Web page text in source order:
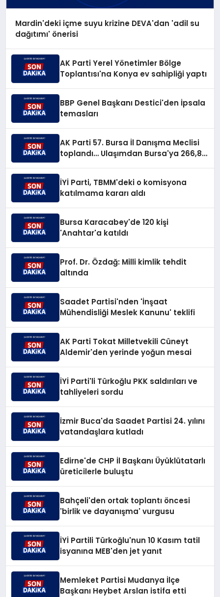
Mardin'deki içme suyu krizine DEVA'dan 'adil su
dağıtımı' önerisi
AK Parti Yerel Yönetimler Bölge
Toplantısı'na Konya ev sahipliği yaptı
BBP Genel Başkanı Destici'den İpsala
temasları
AK Parti 57. Bursa İl Danışma Meclisi
toplandı… Ulaşımdan Bursa'ya 266,8
İYİ Parti, TBMM'deki o komisyona
katılmama kararı aldı
Bursa Karacabey'de 120 kişi
'Anahtar'a katıldı
Prof. Dr. Özdağ: Milli kimlik tehdit
altında
Saadet Partisi'nden 'İnşaat
Mühendisliği Meslek Kanunu' teklifi
AK Parti Tokat Milletvekili Cüneyt
Aldemir'den yerinde yoğun mesai
İYİ Parti'li Türkoğlu PKK saldırıları ve
tahliyeleri sordu
İzmir Buca'da Saadet Partisi 24. yılını
vatandaşlara kutladı
Edirne'de CHP İl Başkanı Üyüklütatarlı
üreticilerle buluştu
Bahçeli'den ortak toplantı öncesi
'birlik ve dayanışma' vurgusu
İYİ Partili Türkoğlu'nun 10 Kasım tatil
isyanına MEB'den jet yanıt
Memleket Partisi Mudanya İlçe
Başkanı Heybet Arslan istifa etti